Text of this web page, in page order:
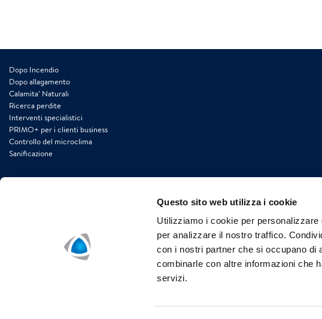
Questo sito web utilizza i cookie
Utilizziamo i cookie per
per analizzare il nostro traffico.
con i nostri partner che si occupano di
combinarle con altre informazioni che
servizi.
Dopo Incendio
Dopo allagamento
Calamita’ Naturali
Ricerca perdite
Interventi specialistici
PRIMO+ per i clienti business
Controllo del microclima
Sanificazione
Emergenza Sinistro 800 200 018 h24/7
Ricerca perdite 800 300 865